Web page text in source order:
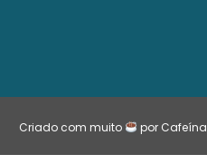
Criado com muito por